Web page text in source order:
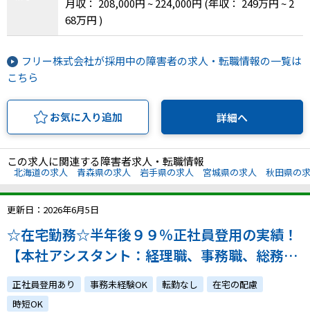
県、高知県、福岡県、佐賀県、長崎県、熊本県、
大分県、宮崎県、鹿児島県、沖縄県
月収： 208,000円 ~ 224,000円 (年収： 249万円 ~ 2
68万円 )
フリー株式会社が採用中の障害者の求人・転職情報の一覧は
こちら
お気に入り追加 詳細へ
この求人に関連する障害者求人・転職情報
北海道の求人 青森県の求人 岩手県の求人 宮城県の求人 秋田県の
更新日：2026年6月5日
☆在宅勤務☆半年後９９％正社員登用の実績！
【本社アシスタント：経理職、事務職、総務
職】服装自由！PC貸出可！フルリモート可能♪
正社員登用あり 事務未経験OK 転勤なし
在宅の配慮
時短OK